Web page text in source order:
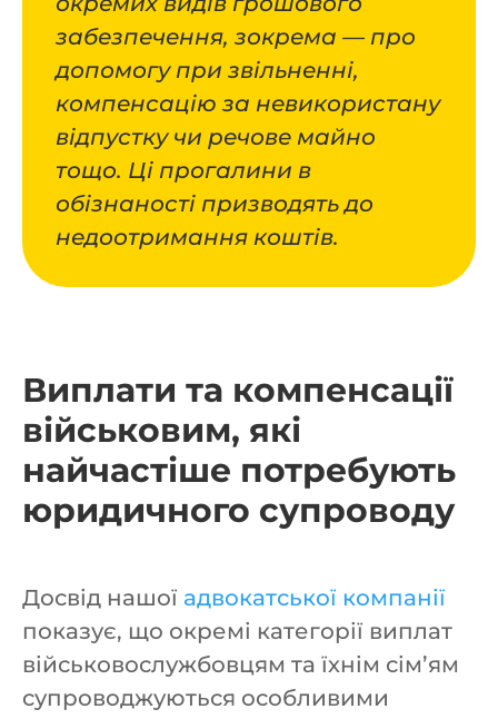
забезпечення, зокрема — про
допомогу при звільненні,
компенсацію за невикористану
відпустку чи речове майно
тощо. Ці прогалини в
обізнаності призводять до
недоотримання коштів.
Виплати та компенсації
військовим, які
найчастіше потребують
юридичного супроводу
Досвід нашої адвокатської компанії
показує, що окремі категорії виплат
військовослужбовцям та їхнім сім’ям
супроводжуються особливими